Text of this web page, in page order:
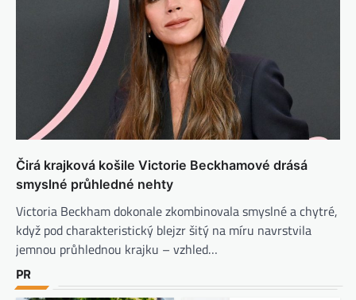
Čirá krajková košile Victorie Beckhamové drásá
smyslné průhledné nehty
Victoria Beckham dokonale zkombinovala smyslné a chytré,
když pod charakteristický blejzr šitý na míru navrstvila
jemnou průhlednou krajku – vzhled…
PR